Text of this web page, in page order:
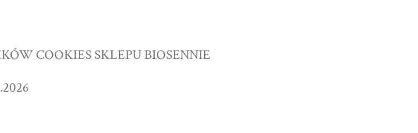
COOKIES SKLEPU BIOSENNIE